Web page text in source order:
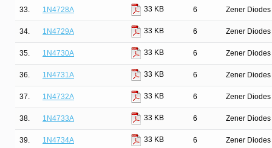
33. 1N4728A 33 KB 6 Zener
34. 1N4729A 33 KB 6 Zener
35. 1N4730A 33 KB 6 Zener
36. 1N4731A 33 KB 6 Zener
37. 1N4732A 33 KB 6 Zener
38. 1N4733A 33 KB 6 Zener
39. 1N4734A 33 KB 6 Zener